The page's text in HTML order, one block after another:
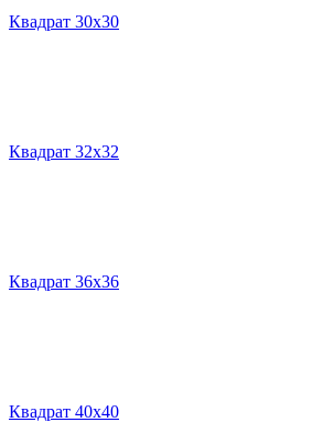
Квадрат 30х30
Квадрат 32х32
Квадрат 36х36
Квадрат 40х40